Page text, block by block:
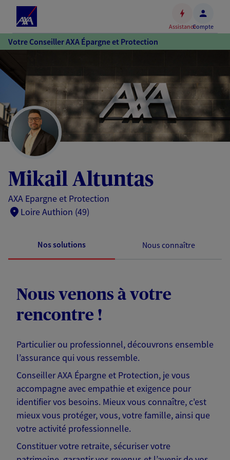
Accéder
au
Accéder
au
pied
de
page
AssistanceCompte
Votre Conseiller AXA Épargne et Protection
Mikail Altuntas
AXA Epargne et Protection
Loire Authion (49)
Nos solutions Nous connaître
Nous venons à votre
rencontre !
Particulier ou professionnel, découvrons ensemble
l’assurance qui vous ressemble.
Conseiller AXA Épargne et Protection, je vous
accompagne avec empathie et exigence pour
identifier vos besoins. Mieux vous connaître, c'est
mieux vous protéger, vous, votre famille, ainsi que
votre activité professionnelle.
Constituer votre retraite, sécuriser votre